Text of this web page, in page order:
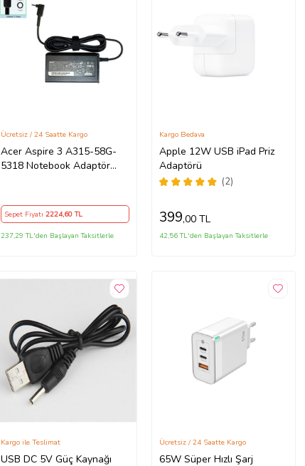
Acer Aspire 3 A315-58G-
5318 Notebook Adaptör
Ücretsiz / 24 Saatte Kargo
Sepet Fiyatı2224,60 TL
237,29 TL'den Başlayan Taksitlerle
Apple 12W USB iPad Priz
Adaptörü
(2)
Kargo Bedava
399,00 TL
42,56 TL'den Başlayan Taksitlerle
USB DC 5V Güç Kaynağı
Kargo ile Teslimat
65W Süper Hızlı Şarj
Ücretsiz / 24 Saatte Kargo